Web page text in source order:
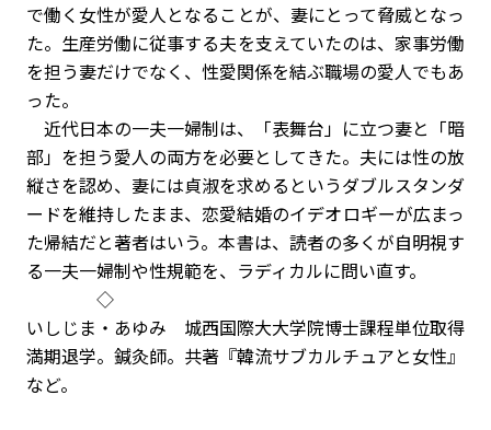
で働く女性が愛人となることが、妻にとって脅威となっ
た。生産労働に従事する夫を支えていたのは、家事労働
を担う妻だけでなく、性愛関係を結ぶ職場の愛人でもあ
った。
近代日本の一夫一婦制は、「表舞台」に立つ妻と「暗
部」を担う愛人の両方を必要としてきた。夫には性の放
縦さを認め、妻には貞淑を求めるというダブルスタンダ
ードを維持したまま、恋愛結婚のイデオロギーが広まっ
た帰結だと著者はいう。本書は、読者の多くが自明視す
る一夫一婦制や性規範を、ラディカルに問い直す。
◇
いしじま・あゆみ 城西国際大大学院博士課程単位取得
満期退学。鍼灸師。共著『韓流サブカルチュアと女性』
など。